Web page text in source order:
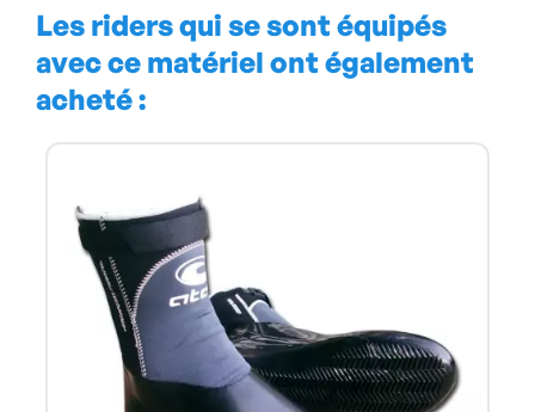
Les riders qui se sont équipés
avec ce matériel ont également
acheté :